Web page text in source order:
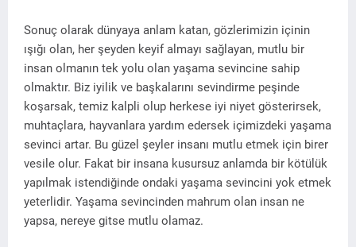
Sonuç olarak dünyaya anlam katan, gözlerimizin içinin
ışığı olan, her şeyden keyif almayı sağlayan, mutlu bir
insan olmanın tek yolu olan yaşama sevincine sahip
olmaktır. Biz iyilik ve başkalarını sevindirme peşinde
koşarsak, temiz kalpli olup herkese iyi niyet gösterirsek,
muhtaçlara, hayvanlara yardım edersek içimizdeki yaşama
sevinci artar. Bu güzel şeyler insanı mutlu etmek için birer
vesile olur. Fakat bir insana kusursuz anlamda bir kötülük
yapılmak istendiğinde ondaki yaşama sevincini yok etmek
yeterlidir. Yaşama sevincinden mahrum olan insan ne
yapsa, nereye gitse mutlu olamaz.